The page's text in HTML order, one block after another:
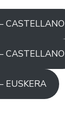
CASTELLANO
CASTELLANO
EUSKERA